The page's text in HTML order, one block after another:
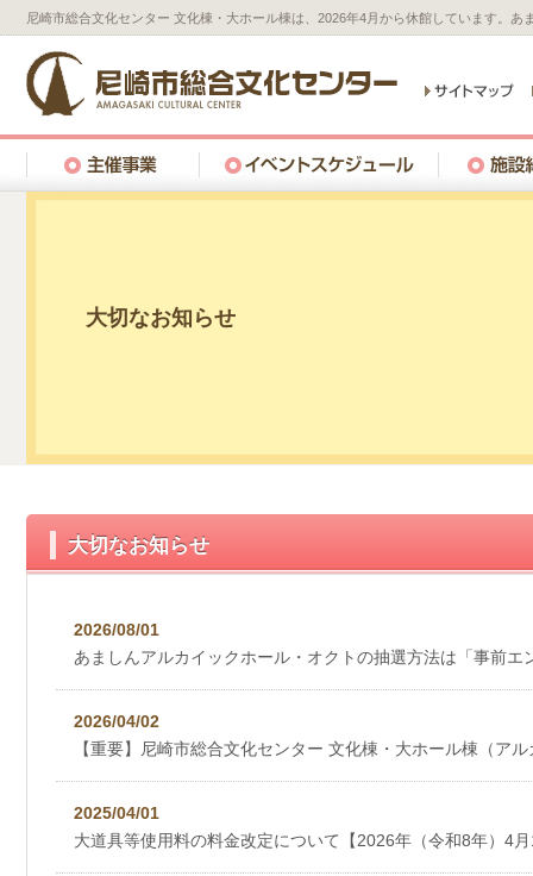
尼崎市総合文化センター 文化棟・大ホール棟は、2026年4月から休館しています。
大切なお知らせ
大切なお知らせ
2026/08/01
あましんアルカイックホール・オクトの抽選方法は「事前エ
2026/04/02
【重要】尼崎市総合文化センター 文化棟・大ホール棟（ア
2025/04/01
大道具等使用料の料金改定について【2026年（令和8年）4